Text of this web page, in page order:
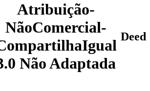
Atribuição-
NãoComercial-
Não Adaptada
Deed